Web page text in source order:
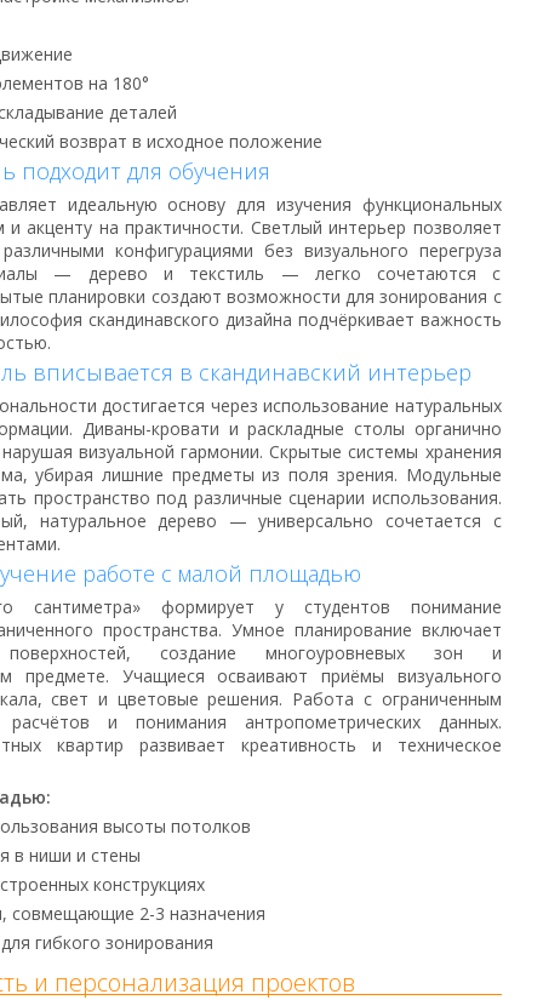
на 180°
деталей
возврат в исходное положение
подходит для обучения
идеальную основу для изучения функциональных
акценту на практичности. Светлый интерьер позволяет
конфигурациями без визуального перегруза
— дерево и текстиль — легко сочетаются с
планировки создают возможности для зонирования с
скандинавского дизайна подчёркивает важность
вписывается в скандинавский интерьер
достигается через использование натуральных
Диваны-кровати и раскладные столы органично
визуальной гармонии. Скрытые системы хранения
убирая лишние предметы из поля зрения. Модульные
пространство под различные сценарии использования.
натуральное дерево — универсально сочетается с
работе с малой площадью
сантиметра» формирует у студентов понимание
пространства. Умное планирование включает
поверхностей, создание многоуровневых зон и
предмете. Учащиеся осваивают приёмы визуального
свет и цветовые решения. Работа с ограниченным
и понимания антропометрических данных.
квартир развивает креативность и техническое
высоты потолков
в ниши и стены
конструкциях
совмещающие 2-3 назначения
гибкого зонирования
и персонализация проектов